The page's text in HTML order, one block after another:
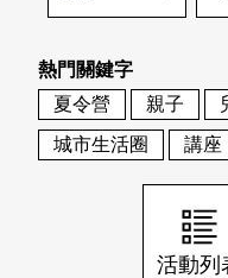
地圖搜尋
關於我們
刊物索取地點
會員基本資料
刊登活動
網站導覽
日本語
熱門關鍵字
夏令營
親子
城市生活圈
講座
活動列